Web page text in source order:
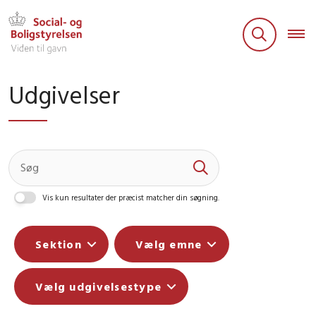
Udgivelser
Vis kun resultater der præcist matcher din søgning.
Sektion Vælg emne
Vælg udgivelsestype